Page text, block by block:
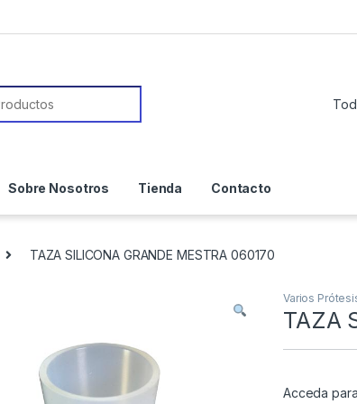
Sobre Nosotros Tienda Contacto
TAZA SILICONA GRANDE MESTRA 060170
Varios
TAZA
Acceda